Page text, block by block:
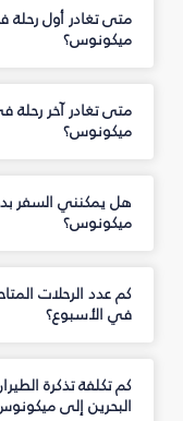
متى تغادر أول رحلة
ميكونوس؟
متى تغادر آخر رحلة
ميكونوس؟
هل يمكنني السفر
ميكونوس؟
كم عدد الرحلات
في الأسبوع؟
كم تكلفة تذكرة
البحرين إلى